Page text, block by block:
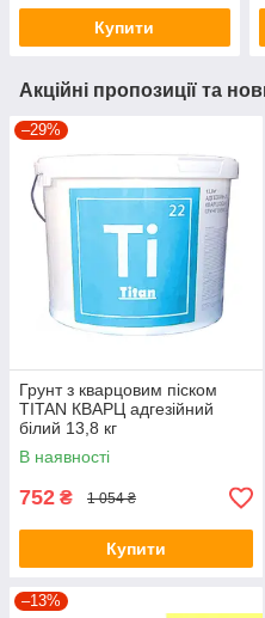
Купити
Акційні пропозиції та
–29%
Грунт з кварцовим піском
TITAN КВАРЦ адгезійний
білий 13,8 кг
В наявності
752 ₴ 1 054 ₴
Купити
–13%